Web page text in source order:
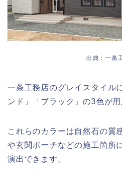
出典：一条
一条工務店のグレイスタイル
ンド」「ブラック」の3色が用
これらのカラーは自然石の質
や玄関ポーチなどの施工箇所
演出できます。